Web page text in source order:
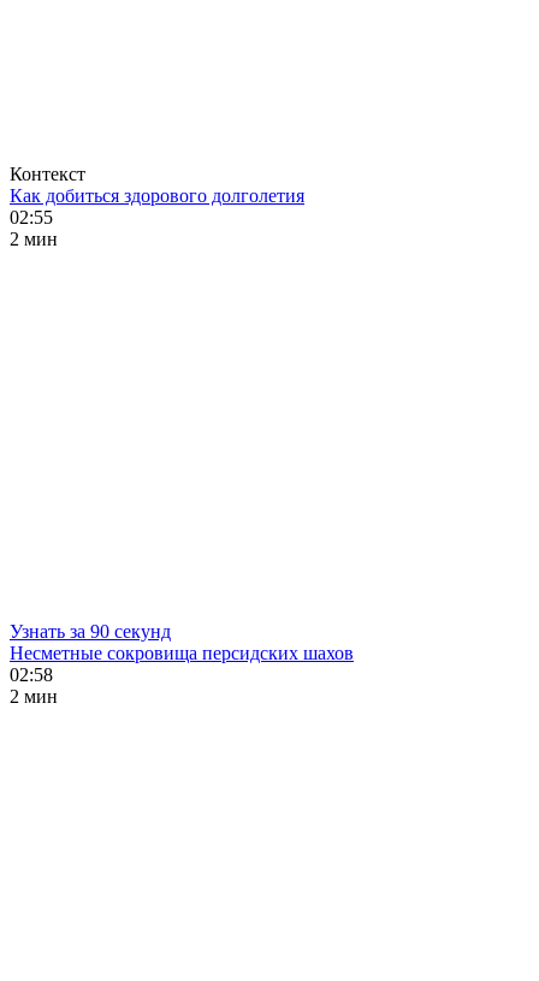
Контекст
Как добиться здорового долголетия
02:55
2 мин
Узнать за 90 секунд
Несметные сокровища персидских шахов
02:58
2 мин